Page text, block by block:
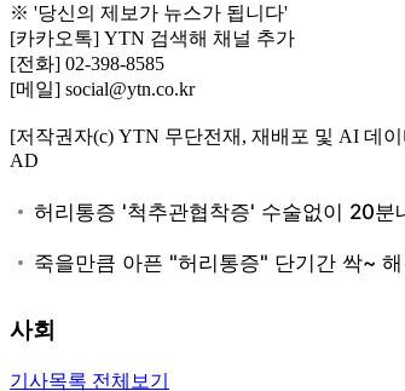
※ '당신의 제보가 뉴스가 됩니다'
[카카오톡] YTN 검색해 채널 추가
[전화] 02-398-8585
[메일] social@ytn.co.kr
[저작권자(c) YTN 무단전재, 재배포 및 AI 데
AD
사회
기사목록 전체보기